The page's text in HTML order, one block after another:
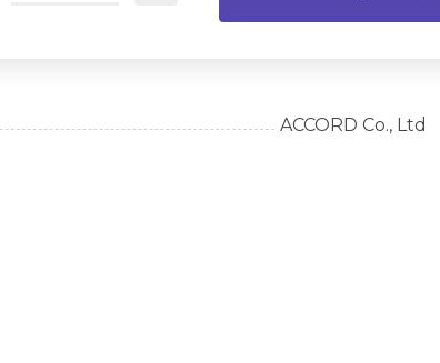
ACCORD Co., Ltd